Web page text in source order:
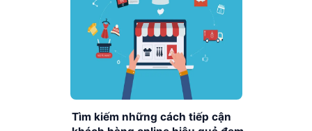
Tìm kiếm những cách tiếp cận